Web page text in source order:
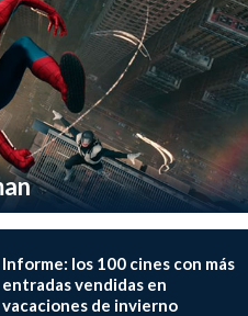
Informe: los 100 cines con más
entradas vendidas en
vacaciones de invierno